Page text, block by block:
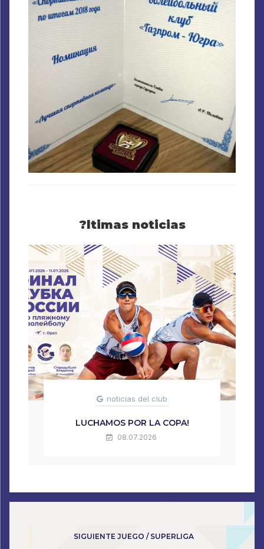
?ltimas noticias
noticias del club
LUCHAMOS POR LA COPA!
08.07.2026
SIGUIENTE JUEGO / SUPERLIGA